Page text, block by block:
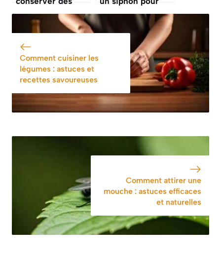
clémentines pour
les garder fraîches
chantilly : guide
pratique pour des
desserts parfaits
Comment cuisiner les
légumes : astuces et
recettes savoureuses
Comment attirer une
mouche : astuces efficaces
et naturelles